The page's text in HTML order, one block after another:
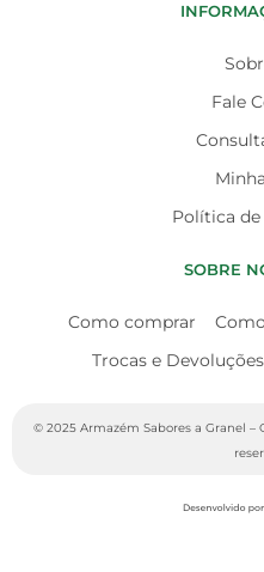
Fale
Política
SOBRE
Como comprar
Trocas e Devoluções
© 2025 Armazém Sabores a Granel –